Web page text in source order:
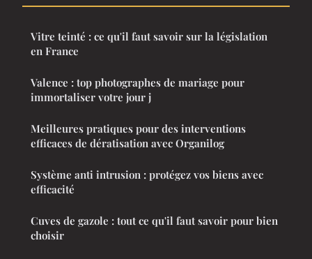
Vitre teinté : ce qu'il faut savoir sur la législation
en France
Valence : top photographes de mariage pour
immortaliser votre jour j
Meilleures pratiques pour des interventions
efficaces de dératisation avec Organilog
Système anti intrusion : protégez vos biens avec
efficacité
Cuves de gazole : tout ce qu'il faut savoir pour bien
choisir